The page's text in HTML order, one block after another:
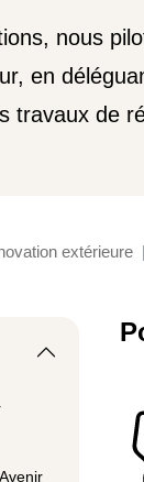
nous
en
travaux de
extérieure